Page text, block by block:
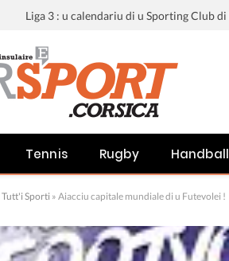
Tennis Rugby Handball
Tutt'i Sporti » Aiacciu capitale mundiale di u Futevolei !